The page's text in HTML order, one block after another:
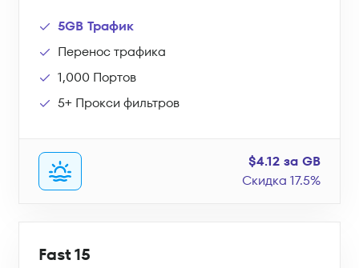
5GB Трафик
Перенос трафика
1,000 Портов
5+ Прокси фильтров
$4.12 за GB
Скидка 17.5%
Fast 15